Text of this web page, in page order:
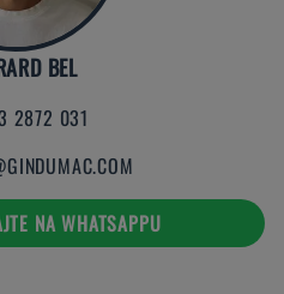
BEL
2872 031
NA WHATSAPPU